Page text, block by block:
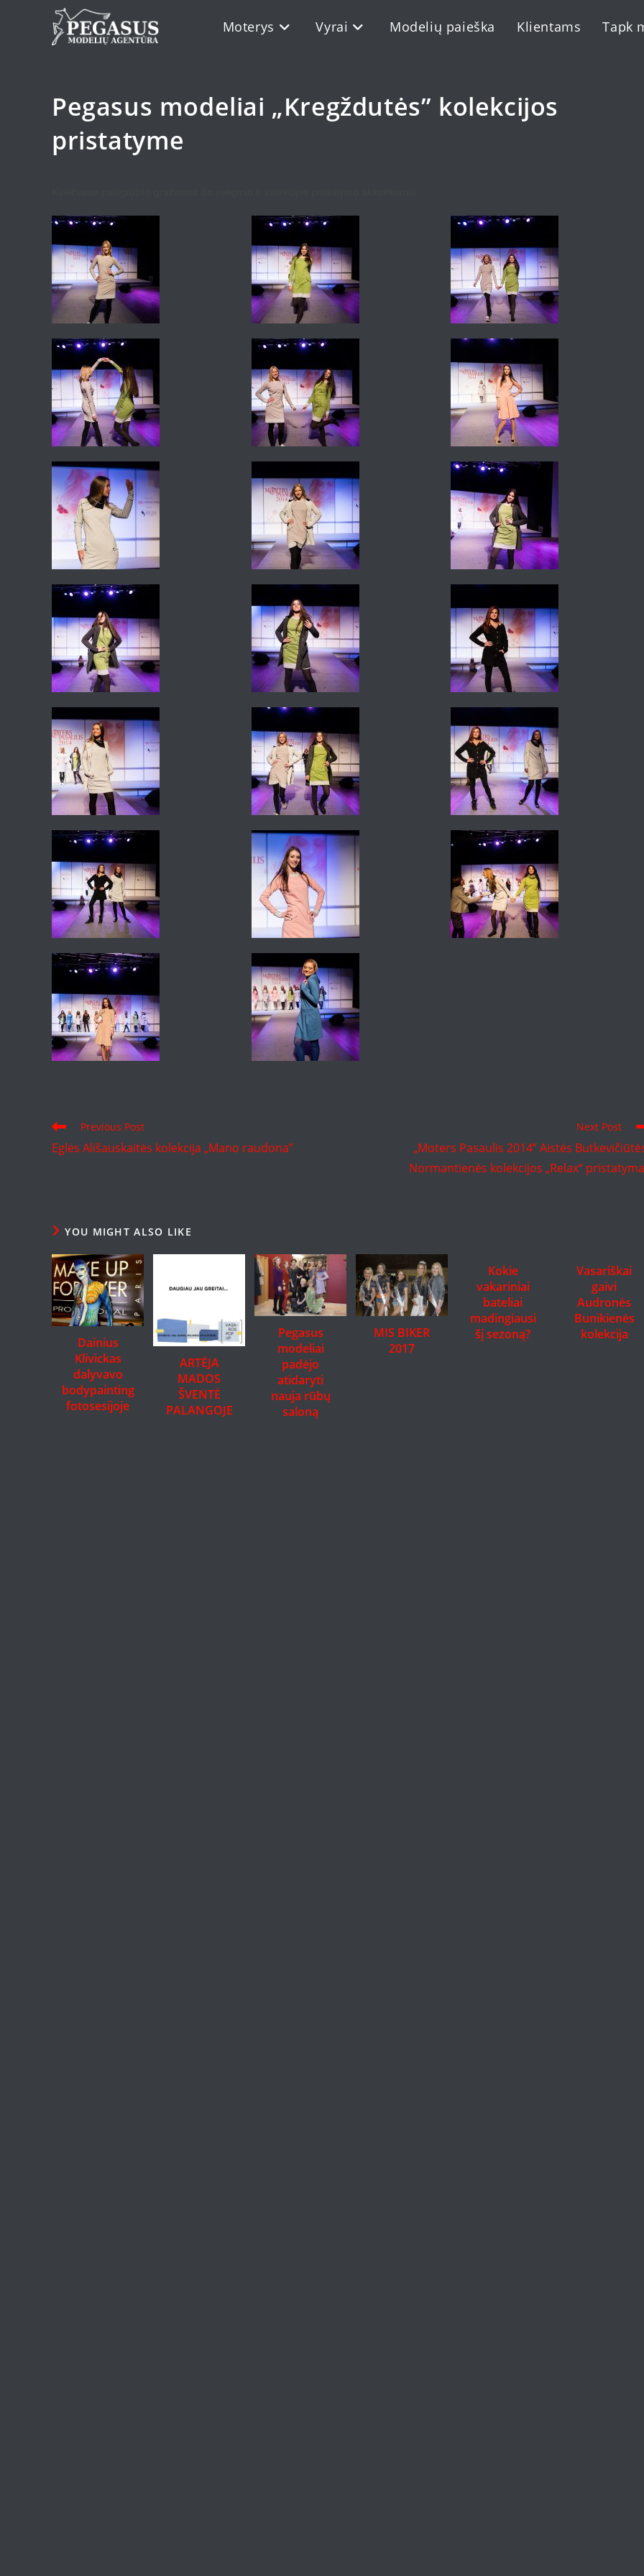
Moterys Vyrai Modelių paieška Klientams Tapk
Pegasus modeliai „Kregždutės” kolekcijos
pristatyme
Read
more
articles
Previous Post
Eglės Ališauskaitės kolekcija „Mano raudona”
Next Post
„Moters Pasaulis 2014” Aistės
Normantienės kolekcijos „Relax“
YOU MIGHT ALSO LIKE
Dainius
Klivickas
dalyvavo
bodypainting
fotosesijoje
ARTĖJA
MADOS
ŠVENTĖ
PALANGOJE
Pegasus
modeliai
padėjo
atidaryti
nauja rūbų
saloną
MIS BIKER
2017
Kokie
vakariniai
bateliai
madingiausi
šį sezoną?
Vasariškai
gaivi
Audronės
Bunikienės
kolekcija